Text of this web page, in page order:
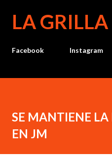
LA GRILLA
Facebook Instagram
SE MANTIENE LA
EN JM